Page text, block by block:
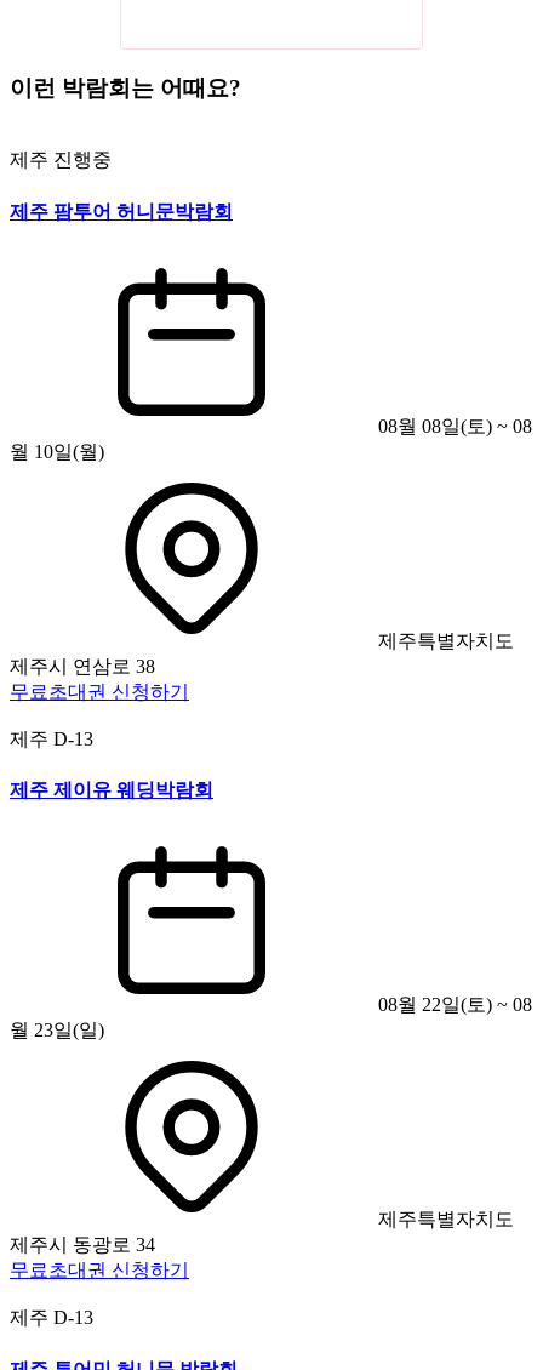
이런 박람회는 어때요?
제주 진행중
제주 팜투어 허니문박람회
08월 08일(토) ~ 08
월 10일(월)
제주특별자치도
제주시 연삼로 38
무료초대권 신청하기
제주 D-13
제주 제이유 웨딩박람회
08월 22일(토) ~ 08
월 23일(일)
제주특별자치도
제주시 동광로 34
무료초대권 신청하기
제주 D-13